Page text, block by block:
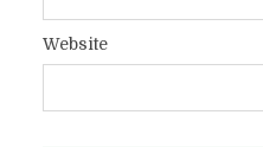
Website